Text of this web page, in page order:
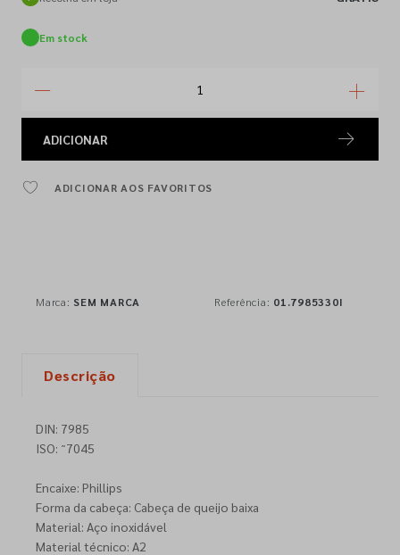
Em stock
ADICIONAR
ADICIONAR AOS FAVORITOS
Marca: SEM MARCA Referência: 01.7985330I
Descrição
DIN: 7985
ISO: ˜7045
Encaixe: Phillips
Forma da cabeça: Cabeça de queijo baixa
Material: Aço inoxidável
Material técnico: A2